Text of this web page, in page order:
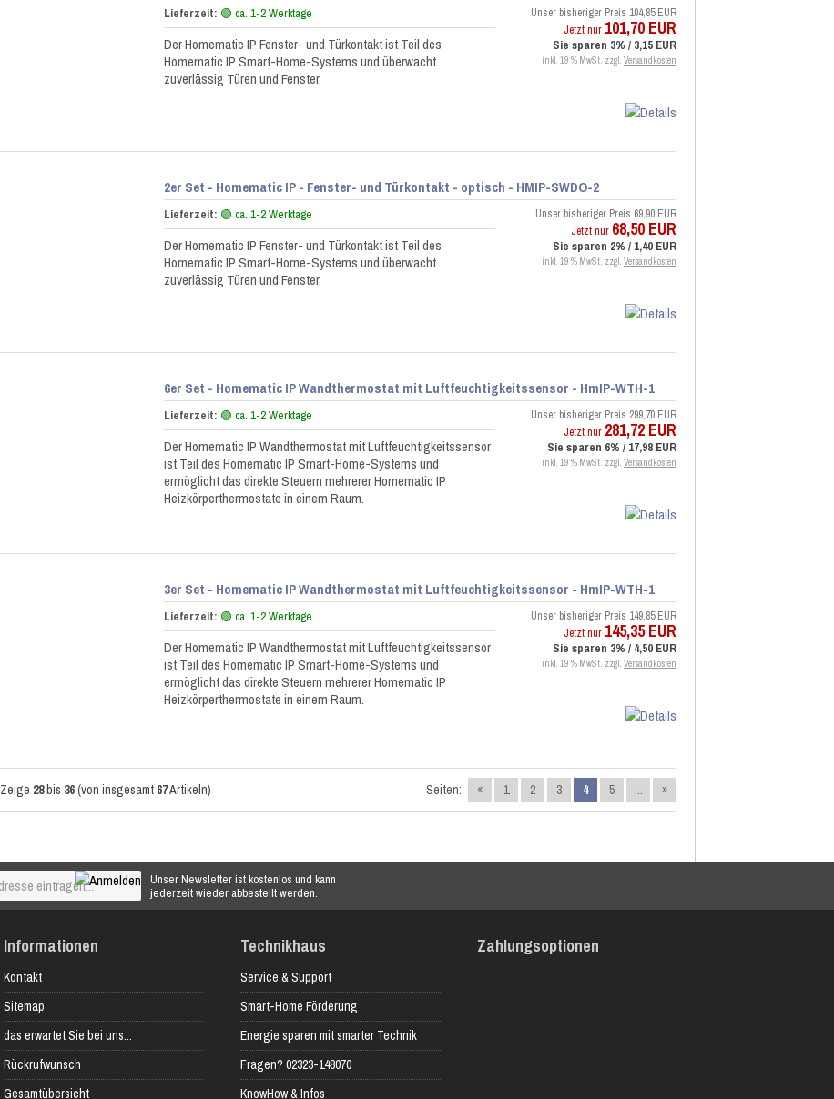
Lieferzeit: 🟢 ca. 1-2 Werktage
Der Homematic IP Fenster- und Türkontakt ist Teil des
Homematic IP Smart-Home-Systems und überwacht
zuverlässig Türen und Fenster.
Unser bisheriger Preis 104,85 EUR
Jetzt nur 101,70 EUR
Sie sparen 3% / 3,15 EUR
inkl. 19 % MwSt. zzgl. Versandkosten
2er Set - Homematic IP - Fenster- und Türkontakt - optisch - HMIP-SWDO-2
Lieferzeit: 🟢 ca. 1-2 Werktage
Der Homematic IP Fenster- und Türkontakt ist Teil des
Homematic IP Smart-Home-Systems und überwacht
zuverlässig Türen und Fenster.
Unser bisheriger Preis 69,90 EUR
Jetzt nur 68,50 EUR
Sie sparen 2% / 1,40 EUR
inkl. 19 % MwSt. zzgl. Versandkosten
6er Set - Homematic IP Wandthermostat mit Luftfeuchtigkeitssensor - HmIP-WTH-1
Lieferzeit: 🟢 ca. 1-2 Werktage
Der Homematic IP Wandthermostat mit Luftfeuchtigkeitssensor
ist Teil des Homematic IP Smart-Home-Systems und
ermöglicht das direkte Steuern mehrerer Homematic IP
Heizkörperthermostate in einem Raum.
Unser bisheriger Preis 299,70 EUR
Jetzt nur 281,72 EUR
Sie sparen 6% / 17,98 EUR
inkl. 19 % MwSt. zzgl. Versandkosten
3er Set - Homematic IP Wandthermostat mit Luftfeuchtigkeitssensor - HmIP-WTH-1
Lieferzeit: 🟢 ca. 1-2 Werktage
Der Homematic IP Wandthermostat mit Luftfeuchtigkeitssensor
ist Teil des Homematic IP Smart-Home-Systems und
ermöglicht das direkte Steuern mehrerer Homematic IP
Heizkörperthermostate in einem Raum.
Unser bisheriger Preis 149,85 EUR
Jetzt nur 145,35 EUR
Sie sparen 3% / 4,50 EUR
inkl. 19 % MwSt. zzgl. Versandkosten
Zeige 28bis 36(von insgesamt 67Artikeln) Seiten: « 1 2 3 4 5 ... »
Unser Newsletter ist kostenlos und kann
jederzeit wieder abbestellt werden.
Informationen
Kontakt
Sitemap
das erwartet Sie bei uns...
Rückrufwunsch
Gesamtübersicht
Technikhaus
Service & Support
Smart-Home Förderung
Energie sparen mit smarter Technik
Fragen? 02323-148070
KnowHow & Infos
Zahlungsoptionen